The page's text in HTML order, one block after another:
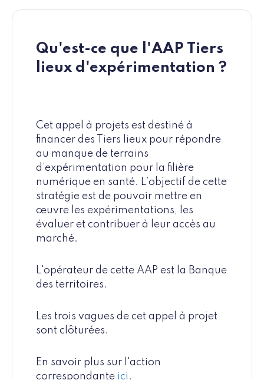
Qu'est-ce que l'AAP Tiers
lieux d'expérimentation ?
Cet appel à projets est destiné à
financer des Tiers lieux pour répondre
au manque de terrains
d’expérimentation pour la filière
numérique en santé. L’objectif de cette
stratégie est de pouvoir mettre en
œuvre les expérimentations, les
évaluer et contribuer à leur accès au
marché.
L'opérateur de cette AAP est la Banque
des territoires.
Les trois vagues de cet appel à projet
sont clôturées.
En savoir plus sur l'action
correspondante ici .